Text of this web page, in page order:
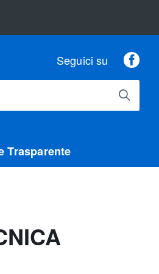
Seguici su
Trasparente